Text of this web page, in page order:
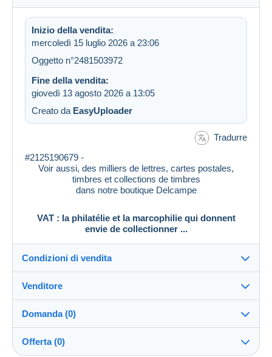
Inizio della vendita:
mercoledì 15 luglio 2026 a 23:06
Oggetto n°2481503972
Fine della vendita:
giovedì 13 agosto 2026 a 13:05
Creato da EasyUploader
Tradurre
#2125190679 -
Voir aussi, des milliers de lettres, cartes postales,
timbres et collections de timbres
dans notre boutique Delcampe
VAT : la philatélie et la marcophilie qui donnent
envie de collectionner ...
Condizioni di vendita
Destinazione:
Vedi l'elenco dei paesi
Direttamente al destinatario:
Sì
Venditore
vat_tradition100%(58917x)
PRO
Domanda (0)
Offerta (0)